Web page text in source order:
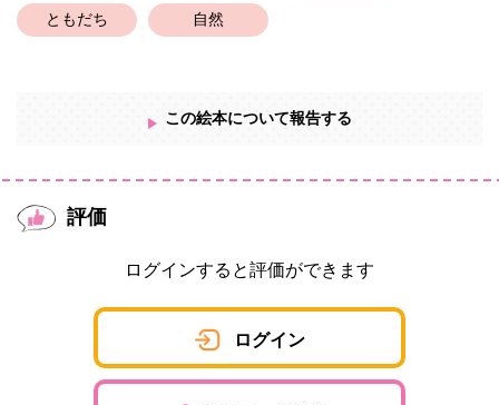
ともだち 自然
この絵本について報告する
評価
ログインすると評価ができます
ログイン